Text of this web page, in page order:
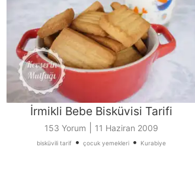
İrmikli Bebe Bisküvisi Tarifi
153 Yorum 11 Haziran 2009
bisküvili tarif • çocuk yemekleri • Kurabiye